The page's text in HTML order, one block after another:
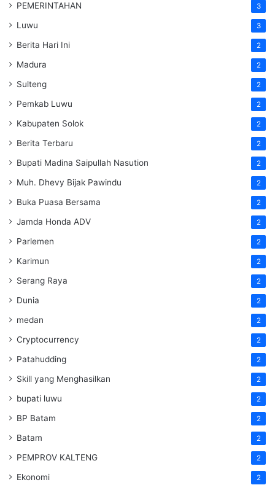
PEMERINTAHAN 3
Luwu 3
Berita Hari Ini 2
Madura 2
Sulteng 2
Pemkab Luwu 2
Kabupaten Solok 2
Berita Terbaru 2
Bupati Madina Saipullah Nasution 2
Muh. Dhevy Bijak Pawindu 2
Buka Puasa Bersama 2
Jamda Honda ADV 2
Parlemen 2
Karimun 2
Serang Raya 2
Dunia 2
medan 2
Cryptocurrency 2
Patahudding 2
Skill yang Menghasilkan 2
bupati luwu 2
BP Batam 2
Batam 2
PEMPROV KALTENG 2
Ekonomi 2